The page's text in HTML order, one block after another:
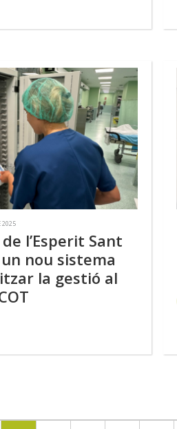
2025
l’Esperit Sant
nou sistema
la gestió al